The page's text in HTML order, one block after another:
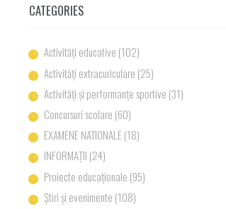
CATEGORIES
Activități educative (102)
Activități extracuriculare (25)
Activități și performanțe sportive (31)
Concursuri scolare (60)
EXAMENE NATIONALE (18)
INFORMAȚII (24)
Proiecte educaționale (95)
Știri și evenimente (108)